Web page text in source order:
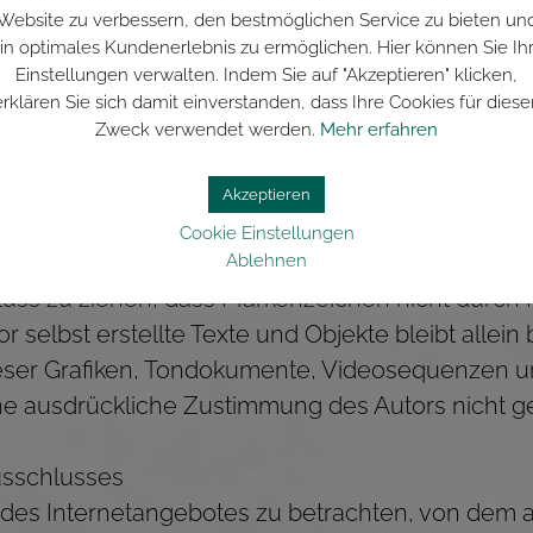
die jeweilige Veröffentlichung lediglich
die Urheberrechte der verwendeten
erstellte Grafiken, Tondokumente,
und Texte zurückzugreifen.
Marken- und Warenzeichen
und den Besitzrechten der jeweiligen
zu ziehen, dass Markenzeichen nicht durch
selbst erstellte Texte und Objekte bleibt allein
Grafiken, Tondokumente, Videosequenzen
ausdrückliche Zustimmung des Autors nicht
Internetangebotes zu betrachten, von dem
zu verbessern, den bestmöglichen Service zu bieten
optimales Kundenerlebnis zu ermöglichen. Hier können Sie
Einstellungen verwalten. Indem Sie auf "Akzeptieren" klicken,
Sie sich damit einverstanden, dass Ihre Cookies für
Zweck verwendet werden. Mehr erfahren
Akzeptieren
Cookie Einstellungen
Ablehnen